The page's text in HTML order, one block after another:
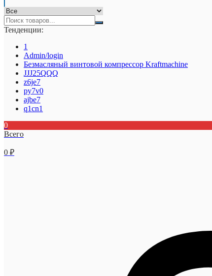
Тенденции:
1
Admin/login
Безмасляный винтовой компрессор Kraftmaсhine
JJJ25QQQ
z6je7
py7v0
ajbe7
q1cn1
0
Всего
0 ₽